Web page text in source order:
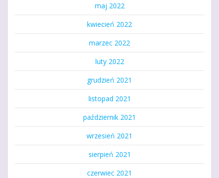
maj 2022
kwiecień 2022
marzec 2022
luty 2022
grudzień 2021
listopad 2021
październik 2021
wrzesień 2021
sierpień 2021
czerwiec 2021